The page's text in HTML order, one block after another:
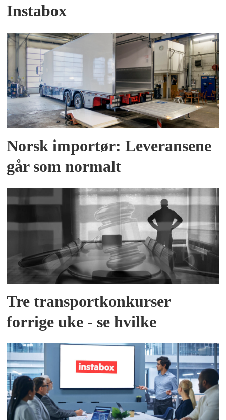
Instabox
Norsk importør: Leveransene
går som normalt
Tre transportkonkurser
forrige uke - se hvilke